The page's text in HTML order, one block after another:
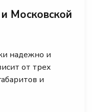
Московской
надежно и
от трех
и